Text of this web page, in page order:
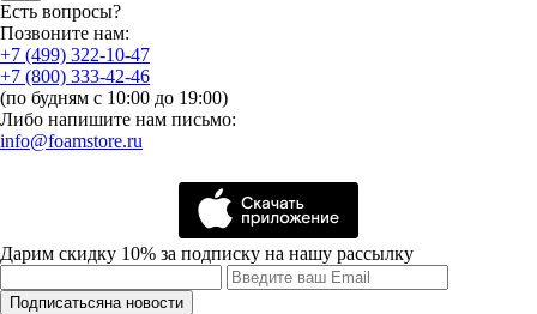
Есть вопросы?
Позвоните нам:
+7 (499) 322-10-47
+7 (800) 333-42-46
(по будням с 10:00 до 19:00)
Либо напишите нам письмо:
info@foamstore.ru
Дарим скидку 10% за подписку на нашу рассылку
Подписатьсяна новости